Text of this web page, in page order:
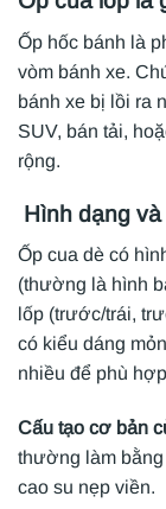
Ốp hốc bánh là
vòm bánh xe.
bánh xe bị lồi ra
SUV, bán tải,
rộng.
Hình dạng
Ốp cua dè có
(thường là hình
lốp (trước/trái,
có kiểu dáng
nhiều để phù
Cấu tạo cơ bản
thường làm
cao su nẹp viền.